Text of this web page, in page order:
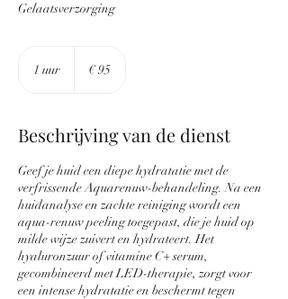
Gelaatsverzorging
1 uur € 95
Beschrijving van de dienst
Geef je huid een diepe hydratatie met de
verfrissende Aquarenuw-behandeling. Na een
huidanalyse en zachte reiniging wordt een
aqua-renuw peeling toegepast, die je huid op
milde wijze zuivert en hydrateert. Het
hyaluronzuur of vitamine C+ serum,
gecombineerd met LED-therapie, zorgt voor
een intense hydratatie en beschermt tegen